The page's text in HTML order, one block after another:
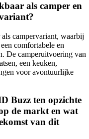
als camper en
campervariant, waarbij
comfortabele en
De camperuitvoering van
een keuken,
voor avontuurlijke
Buzz ten opzichte
de markt en wat
van dit